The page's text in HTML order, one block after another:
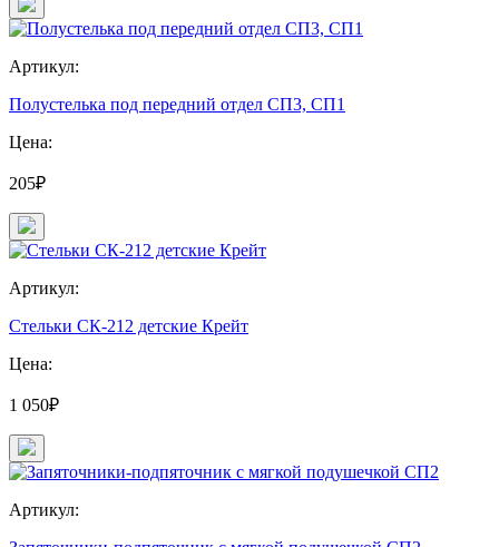
Артикул:
Полустелька под передний отдел СП3, СП1
Цена:
205₽
Артикул:
Стельки СК-212 детские Крейт
Цена:
1 050₽
Артикул: